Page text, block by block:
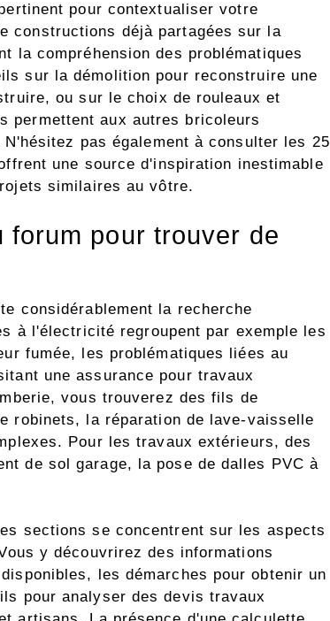
pour contextualiser votre
constructions déjà partagées sur la
la compréhension des problématiques
sur la démolition pour reconstruire une
ou sur le choix de rouleaux et
permettent aux autres bricoleurs
pas également à consulter les 25
une source d'inspiration inestimable
similaires au vôtre.
forum pour trouver de
considérablement la recherche
à l'électricité regroupent par exemple les
fumée, les problématiques liées au
une assurance pour travaux
vous trouverez des fils de
robinets, la réparation de lave-vaisselle
Pour les travaux extérieurs, des
de sol garage, la pose de dalles PVC à
sections se concentrent sur les aspects
y découvrirez des informations
les démarches pour obtenir un
pour analyser des devis travaux